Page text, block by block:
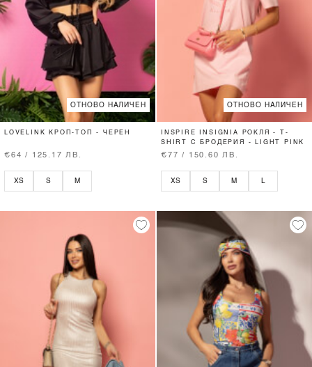
ОТНОВО НАЛИЧЕН
LOVELINK КРОП-ТОП - ЧЕРЕН
€64 / 125.17 ЛВ.
XS S M
ОТНОВО НАЛИЧЕН
INSPIRE INSIGNIA РОКЛЯ - T-
SHIRT С БРОДЕРИЯ - LIGHT PINK
€77 / 150.60 ЛВ.
XS S M L